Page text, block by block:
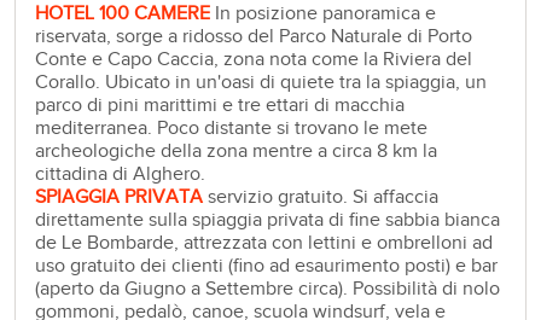
HOTEL 100 CAMERE In posizione panoramica e
riservata, sorge a ridosso del Parco Naturale di Porto
Conte e Capo Caccia, zona nota come la Riviera del
Corallo. Ubicato in un'oasi di quiete tra la spiaggia, un
parco di pini marittimi e tre ettari di macchia
mediterranea. Poco distante si trovano le mete
archeologiche della zona mentre a circa 8 km la
cittadina di Alghero.
SPIAGGIA PRIVATA servizio gratuito. Si affaccia
direttamente sulla spiaggia privata di fine sabbia bianca
de Le Bombarde, attrezzata con lettini e ombrelloni ad
uso gratuito dei clienti (fino ad esaurimento posti) e bar
(aperto da Giugno a Settembre circa). Possibilità di nolo
gommoni, pedalò, canoe, scuola windsurf, vela e